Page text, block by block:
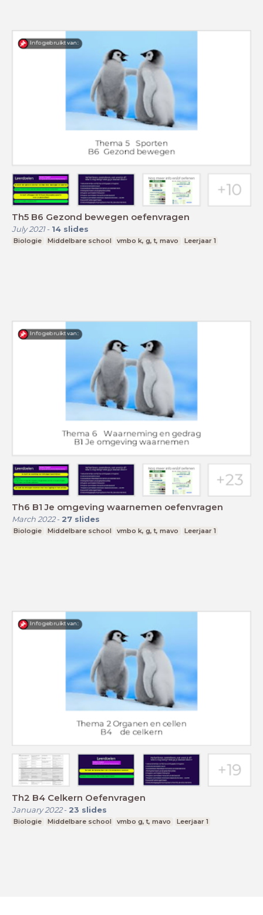
Th5 B6 Gezond bewegen oefenvragen
July 2021- 14 slides
Biologie Middelbare school vmbo k, g, t, mavo Leerjaar 1
Th6 B1 Je omgeving waarnemen oefenvragen
March 2022- 27 slides
Biologie Middelbare school vmbo k, g, t, mavo Leerjaar 1
Th2 B4 Celkern Oefenvragen
January 2022- 23 slides
Biologie Middelbare school vmbo g, t, mavo Leerjaar 1